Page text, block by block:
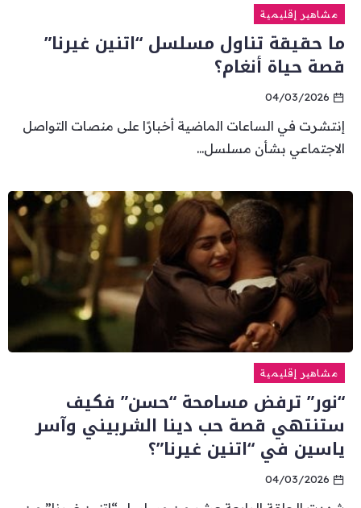
مشاهير إقليمية
ما حقيقة تناول مسلسل “اتنين غيرنا”
قصة حياة أنغام؟
04/03/2026
إنتشرت في الساعات الماضية أخبارًا على منصات التواصل
الاجتماعي بشأن مسلسل...
مشاهير إقليمية
“نور” ترفض مسامحة “حسن” فكيف
ستنتهي قصة حب دينا الشربيني وآسر
ياسين في “اتنين غيرنا”؟
04/03/2026